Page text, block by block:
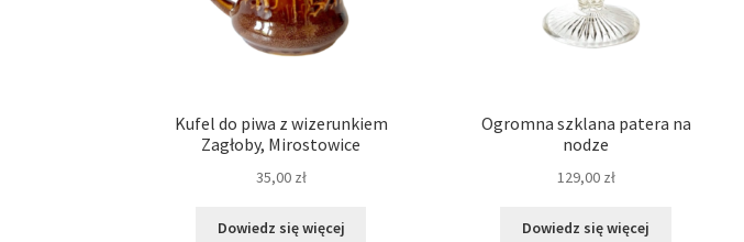
Kufel do piwa z wizerunkiem
Zagłoby, Mirostowice
35,00 zł
Dowiedz się więcej
Ogromna szklana patera na
nodze
129,00 zł
Dowiedz się więcej